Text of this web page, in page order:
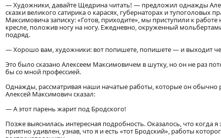
— Художники, давайте Щедрина читать! — предложил однажды
сказки великого сатирика о карасях, губернаторах и тупоголовых
Максимовича записку: «Готов, приходите», мы приступили к
кресле, положив ногу на ногу. Ежедневно, окруженный
подряд.
— Хорошо вам, художники: вот попишете, попишете — и выходит
Это было сказано Алексеем Максимовичем в шутку, но он не раз
бы со мной профессией.
Однажды, рассматривая наши начатые работы, которые он обычно
Алексей Максимович сказал:
— А этот парень жарит под Бродского!
Позже выяснилась интересная подробность. Оказалось, что
приятно удивлен, узнав, что я и есть «тот Бродский», работы